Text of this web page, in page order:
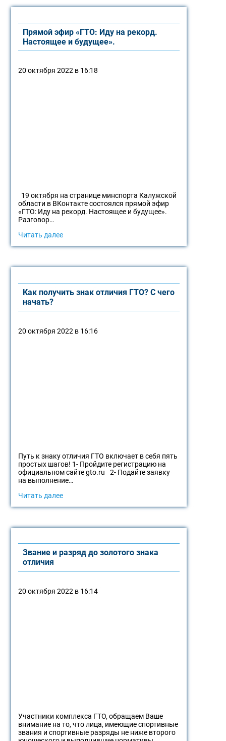
Прямой эфир «ГТО: Иду на рекорд.
Настоящее и будущее».
20 октября 2022 в 16:18
19 октября на странице минспорта Калужской
области в ВКонтакте состоялся прямой эфир
«ГТО: Иду на рекорд. Настоящее и будущее».
Разговор…
Читать далее
Как получить знак отличия ГТО? С чего
начать?
20 октября 2022 в 16:16
Путь к знаку отличия ГТО включает в себя пять
простых шагов! 1- Пройдите регистрацию на
официальном сайте gto.ru⠀2- Подайте заявку
на выполнение…
Читать далее
Звание и разряд до золотого знака
отличия
20 октября 2022 в 16:14
Участники комплекса ГТО, обращаем Ваше
внимание на то, что лица, имеющие спортивные
звания и спортивные разряды не ниже второго